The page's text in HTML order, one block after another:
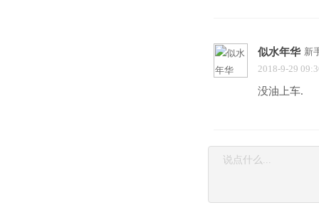
似水年华 新
2018-9-29
没油上车.